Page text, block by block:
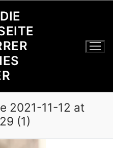
2021-11-12 at
(1)